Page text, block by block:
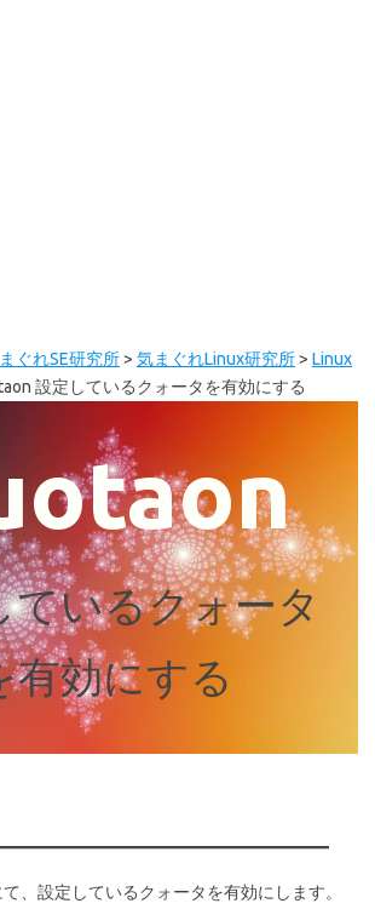
ぐれSE研究所> 気まぐれLinux研究所> Linux
設定しているクォータを有効にする
ているクォータ
有効にする
、設定しているクォータを有効にします。